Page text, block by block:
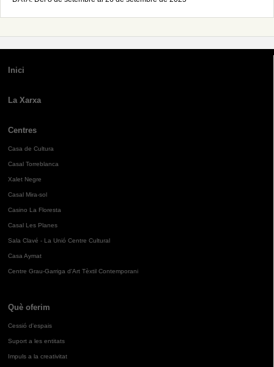
Inici
La Xarxa
Centres
Casa de Cultura
Casal Torreblanca
Xalet Negre
Casal Mira-sol
Casino La Floresta
Casal Les Planes
Sala Clavé - La Unió Centre Cultural
Casa Aymat
Centre Grau-Garriga d'Art Tèxtil Contemporani
Què oferim
Cessió d'espais
Suport a les entitats
Impuls a la creativitat